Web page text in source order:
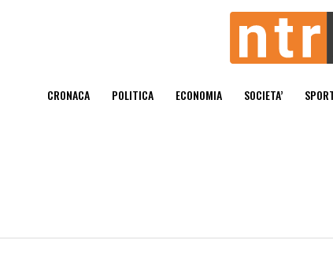
CRONACA POLITICA ECONOMIA SOCIETA’